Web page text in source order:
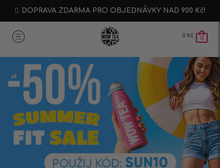
DOPRAVA ZDARMA PRO OBJEDNÁVKY NAD 900 Kč!
0 Kč 0